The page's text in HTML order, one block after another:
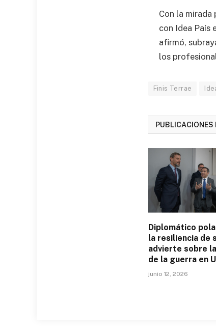
Con la
con Idea País
afirmó,
los
Finis Terrae
Diplomático
la resiliencia de
advierte sobre
de la guerra en
junio 12, 2026